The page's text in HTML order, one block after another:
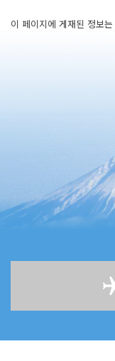
이 페이지에 게재된 정보